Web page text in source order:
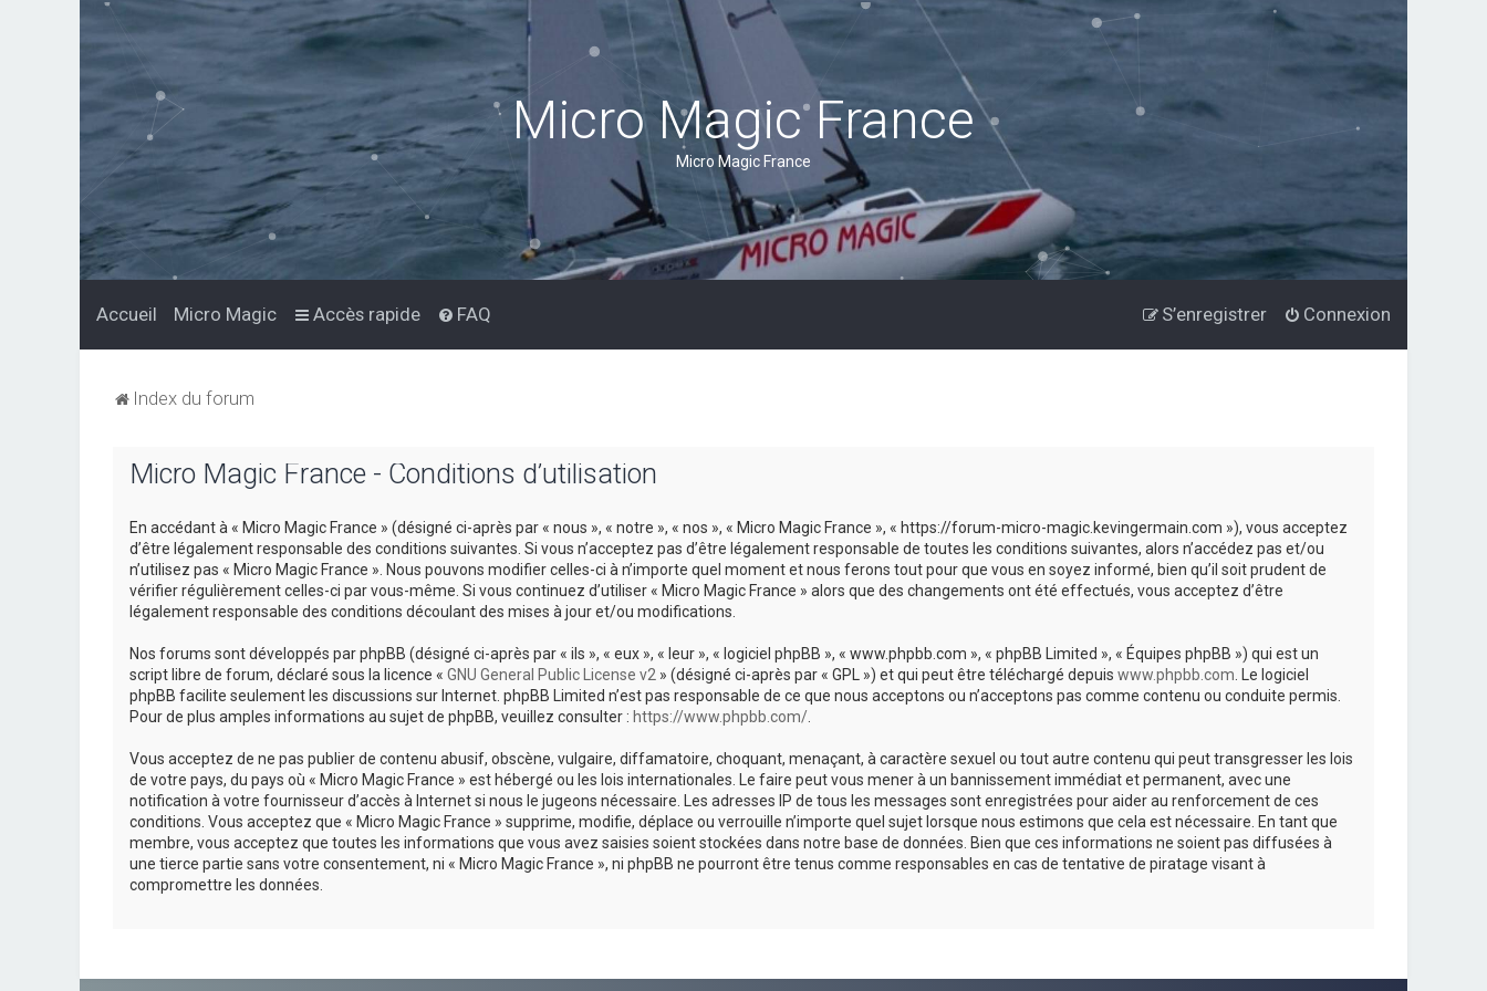
Micro Magic France
Micro Magic France
Accueil Micro Magic Accès rapide FAQ Connexion
S’enregistrer
Index du forum
Micro Magic France - Conditions d’utilisation
En accédant à « Micro Magic France » (désigné ci-après par « nous », « notre », « nos », « Micro Magic France », « https://forum-micro-magic.kevingermain.com »), vous acceptez
d’être légalement responsable des conditions suivantes. Si vous n’acceptez pas d’être légalement responsable de toutes les conditions suivantes, alors n’accédez pas et/ou
n’utilisez pas « Micro Magic France ». Nous pouvons modifier celles-ci à n’importe quel moment et nous ferons tout pour que vous en soyez informé, bien qu’il soit prudent de
vérifier régulièrement celles-ci par vous-même. Si vous continuez d’utiliser « Micro Magic France » alors que des changements ont été effectués, vous acceptez d’être
légalement responsable des conditions découlant des mises à jour et/ou modifications.
Nos forums sont développés par phpBB (désigné ci-après par « ils », « eux », « leur », « logiciel phpBB », « www.phpbb.com », « phpBB Limited », « Équipes phpBB ») qui est un
script libre de forum, déclaré sous la licence « GNU General Public License v2 » (désigné ci-après par « GPL ») et qui peut être téléchargé depuis www.phpbb.com . Le logiciel
phpBB facilite seulement les discussions sur Internet. phpBB Limited n’est pas responsable de ce que nous acceptons ou n’acceptons pas comme contenu ou conduite permis.
Pour de plus amples informations au sujet de phpBB, veuillez consulter : https://www.phpbb.com/
Vous acceptez de ne pas publier de contenu abusif, obscène, vulgaire, diffamatoire, choquant, menaçant, à caractère sexuel ou tout autre contenu qui peut transgresser les lois
de votre pays, du pays où « Micro Magic France » est hébergé ou les lois internationales. Le faire peut vous mener à un bannissement immédiat et permanent, avec une
notification à votre fournisseur d’accès à Internet si nous le jugeons nécessaire. Les adresses IP de tous les messages sont enregistrées pour aider au renforcement de ces
conditions. Vous acceptez que « Micro Magic France » supprime, modifie, déplace ou verrouille n’importe quel sujet lorsque nous estimons que cela est nécessaire. En tant que
membre, vous acceptez que toutes les informations que vous avez saisies soient stockées dans notre base de données. Bien que ces informations ne soient pas diffusées à
une tierce partie sans votre consentement, ni « Micro Magic France », ni phpBB ne pourront être tenus comme responsables en cas de tentative de piratage visant à
compromettre les données.